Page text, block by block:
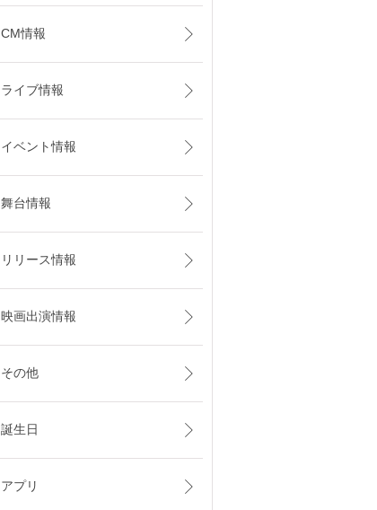
CM情報
ライブ情報
イベント情報
舞台情報
リリース情報
映画出演情報
その他
誕生日
アプリ